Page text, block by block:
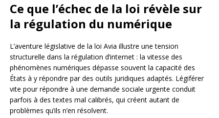
Ce que l’échec de la loi révèle sur
la régulation du numérique
L’aventure législative de la loi Avia illustre une tension
structurelle dans la régulation d’internet : la vitesse des
phénomènes numériques dépasse souvent la capacité des
États à y répondre par des outils juridiques adaptés. Légiférer
vite pour répondre à une demande sociale urgente conduit
parfois à des textes mal calibrés, qui créent autant de
problèmes qu’ils n’en résolvent.